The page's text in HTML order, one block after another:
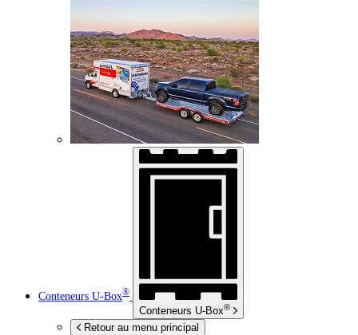
Conteneurs U-Box®
Conteneurs U-Box®
Retour au menu principal